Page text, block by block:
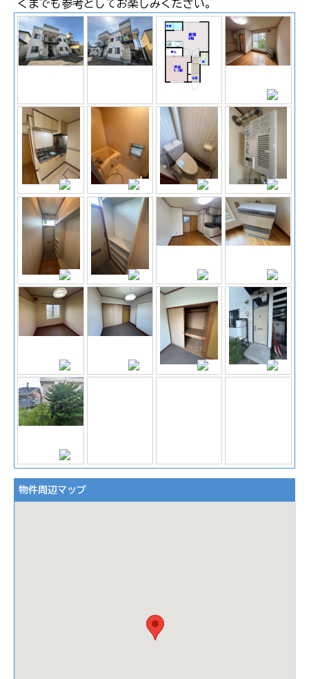
くまでも参考としてお楽しみください。
物件周辺マップ